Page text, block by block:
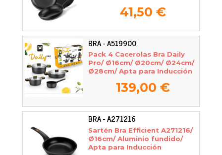
41,50 €
BRA - A519900
Pack 4 Cacerolas Bra Daily
Pro/ Ø16cm/ Ø20cm/ Ø24cm/
Ø28cm/ Apta para Inducción
139,00 €
BRA - A271216
Sartén Bra Efficient A271216/
Ø16cm/ Aluminio fundido/
Apta para Inducción